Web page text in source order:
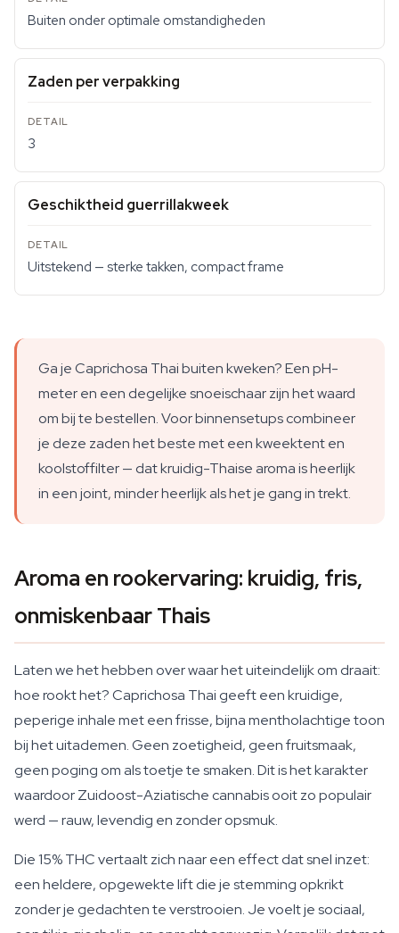
Buiten onder optimale omstandigheden
Zaden per verpakking
3
Geschiktheid guerrillakweek
Uitstekend — sterke takken, compact frame
Ga je Caprichosa Thai buiten kweken? Een pH-
meter en een degelijke snoeischaar zijn het waard
om bij te bestellen. Voor binnensetups combineer
je deze zaden het beste met een kweektent en
koolstoffilter — dat kruidig-Thaise aroma is heerlijk
in een joint, minder heerlijk als het je gang in trekt.
Aroma en rookervaring: kruidig, fris,
onmiskenbaar Thais
Laten we het hebben over waar het uiteindelijk om draait:
hoe rookt het? Caprichosa Thai geeft een kruidige,
peperige inhale met een frisse, bijna mentholachtige toon
bij het uitademen. Geen zoetigheid, geen fruitsmaak,
geen poging om als toetje te smaken. Dit is het karakter
waardoor Zuidoost-Aziatische cannabis ooit zo populair
werd — rauw, levendig en zonder opsmuk.
Die 15% THC vertaalt zich naar een effect dat snel inzet:
een heldere, opgewekte lift die je stemming opkrikt
zonder je gedachten te verstrooien. Je voelt je sociaal,